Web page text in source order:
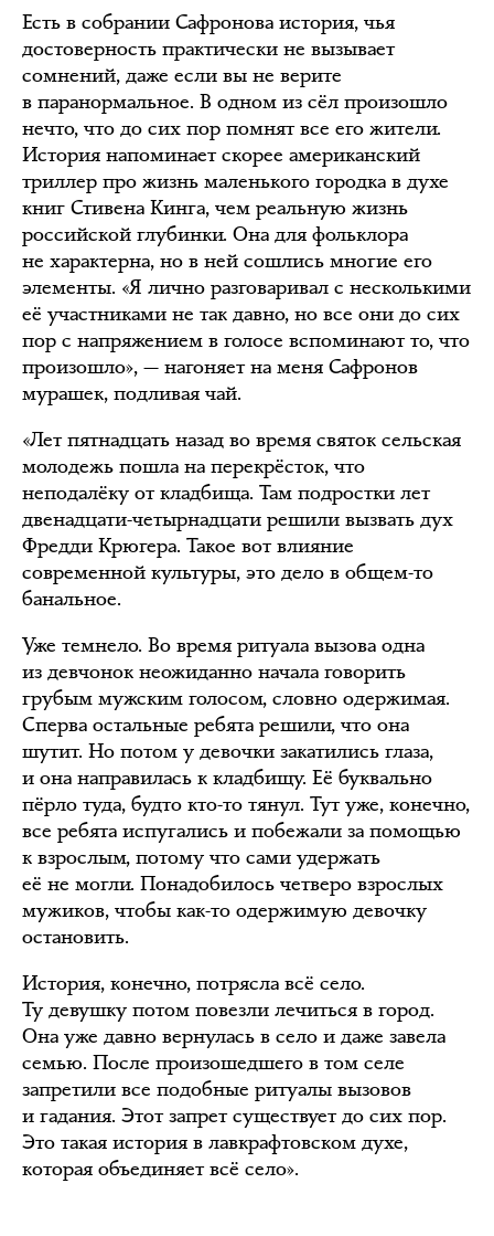
Есть в собрании Сафронова история, чья
достоверность практически не вызывает
сомнений, даже если вы не верите
в паранормальное. В одном из сёл произошло
нечто, что до сих пор помнят все его жители.
История напоминает скорее американский
триллер про жизнь маленького городка в духе
книг Стивена Кинга, чем реальную жизнь
российской глубинки. Она для фольклора
не характерна, но в ней сошлись многие его
элементы. «Я лично разговаривал с несколькими
её участниками не так давно, но все они до сих
пор с напряжением в голосе вспоминают то, что
произошло», — нагоняет на меня Сафронов
мурашек, подливая чай.
«Лет пятнадцать назад во время святок сельская
молодежь пошла на перекрёсток, что
неподалёку от кладбища. Там подростки лет
двенадцати-четырнадцати решили вызвать дух
Фредди Крюгера. Такое вот влияние
современной культуры, это дело в общем-то
банальное.
Уже темнело. Во время ритуала вызова одна
из девчонок неожиданно начала говорить
грубым мужским голосом, словно одержимая.
Сперва остальные ребята решили, что она
шутит. Но потом у девочки закатились глаза,
и она направилась к кладбищу. Её буквально
пёрло туда, будто кто-то тянул. Тут уже, конечно,
все ребята испугались и побежали за помощью
к взрослым, потому что сами удержать
её не могли. Понадобилось четверо взрослых
мужиков, чтобы как-то одержимую девочку
остановить.
История, конечно, потрясла всё село.
Ту девушку потом повезли лечиться в город.
Она уже давно вернулась в село и даже завела
семью. После произошедшего в том селе
запретили все подобные ритуалы вызовов
и гадания. Этот запрет существует до сих пор.
Это такая история в лавкрафтовском духе,
которая объединяет всё село».